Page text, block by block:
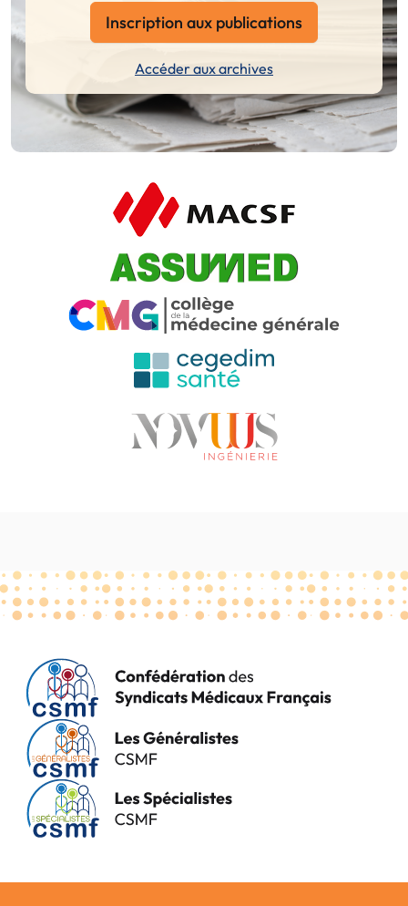
Inscription aux publications
Accéder aux archives